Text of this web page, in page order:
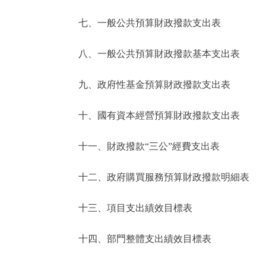
ENGLISH
七、一般公共預算財政撥款支出表
八、一般公共預算財政撥款基本支出表
九、政府性基金預算財政撥款支出表
十、國有資本經營預算財政撥款支出表
十一、財政撥款“三公”經費支出表
十二、政府購買服務預算財政撥款明細表
十三、項目支出績效目標表
十四、部門整體支出績效目標表